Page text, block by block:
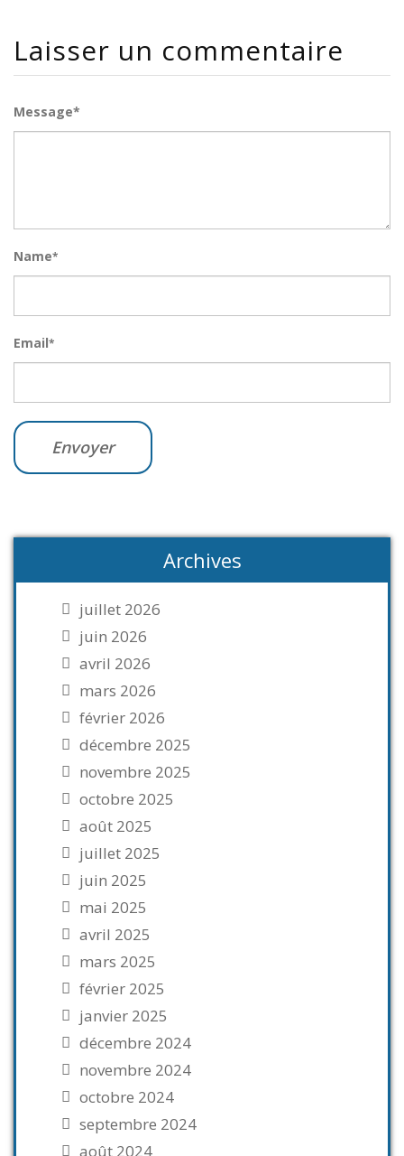
Laisser un commentaire
Message*
Name*
Email*
Archives
juillet 2026
juin 2026
avril 2026
mars 2026
février 2026
décembre 2025
novembre 2025
octobre 2025
août 2025
juillet 2025
juin 2025
mai 2025
avril 2025
mars 2025
février 2025
janvier 2025
décembre 2024
novembre 2024
octobre 2024
septembre 2024
août 2024